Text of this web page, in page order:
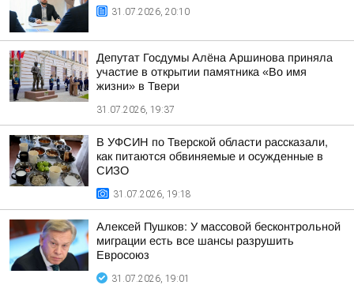
31.07.2026, 20:10
Депутат Госдумы Алёна Аршинова приняла
участие в открытии памятника «Во имя
жизни» в Твери
31.07.2026, 19:37
В УФСИН по Тверской области рассказали,
как питаются обвиняемые и осужденные в
СИЗО
31.07.2026, 19:18
Алексей Пушков: У массовой бесконтрольной
миграции есть все шансы разрушить
Евросоюз
31.07.2026, 19:01